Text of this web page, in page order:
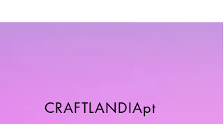
CRAFTLANDIApt